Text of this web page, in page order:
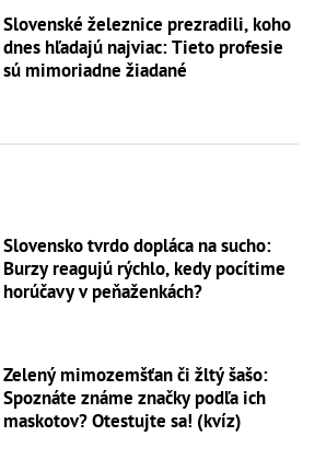
Slovenské železnice prezradili, koho
dnes hľadajú najviac: Tieto profesie
sú mimoriadne žiadané
Slovensko tvrdo dopláca na sucho:
Burzy reagujú rýchlo, kedy pocítime
horúčavy v peňaženkách?
Zelený mimozemšťan či žltý šašo:
Spoznáte známe značky podľa ich
maskotov? Otestujte sa! (kvíz)